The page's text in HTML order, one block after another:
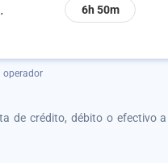
6h 50m
operador
de crédito, débito o